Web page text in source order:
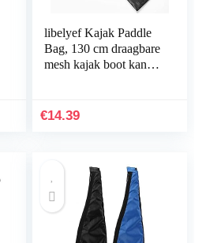
libelyef Kajak Paddle
Bag, 130 cm draagbare
mesh kajak boot kano
€14.39